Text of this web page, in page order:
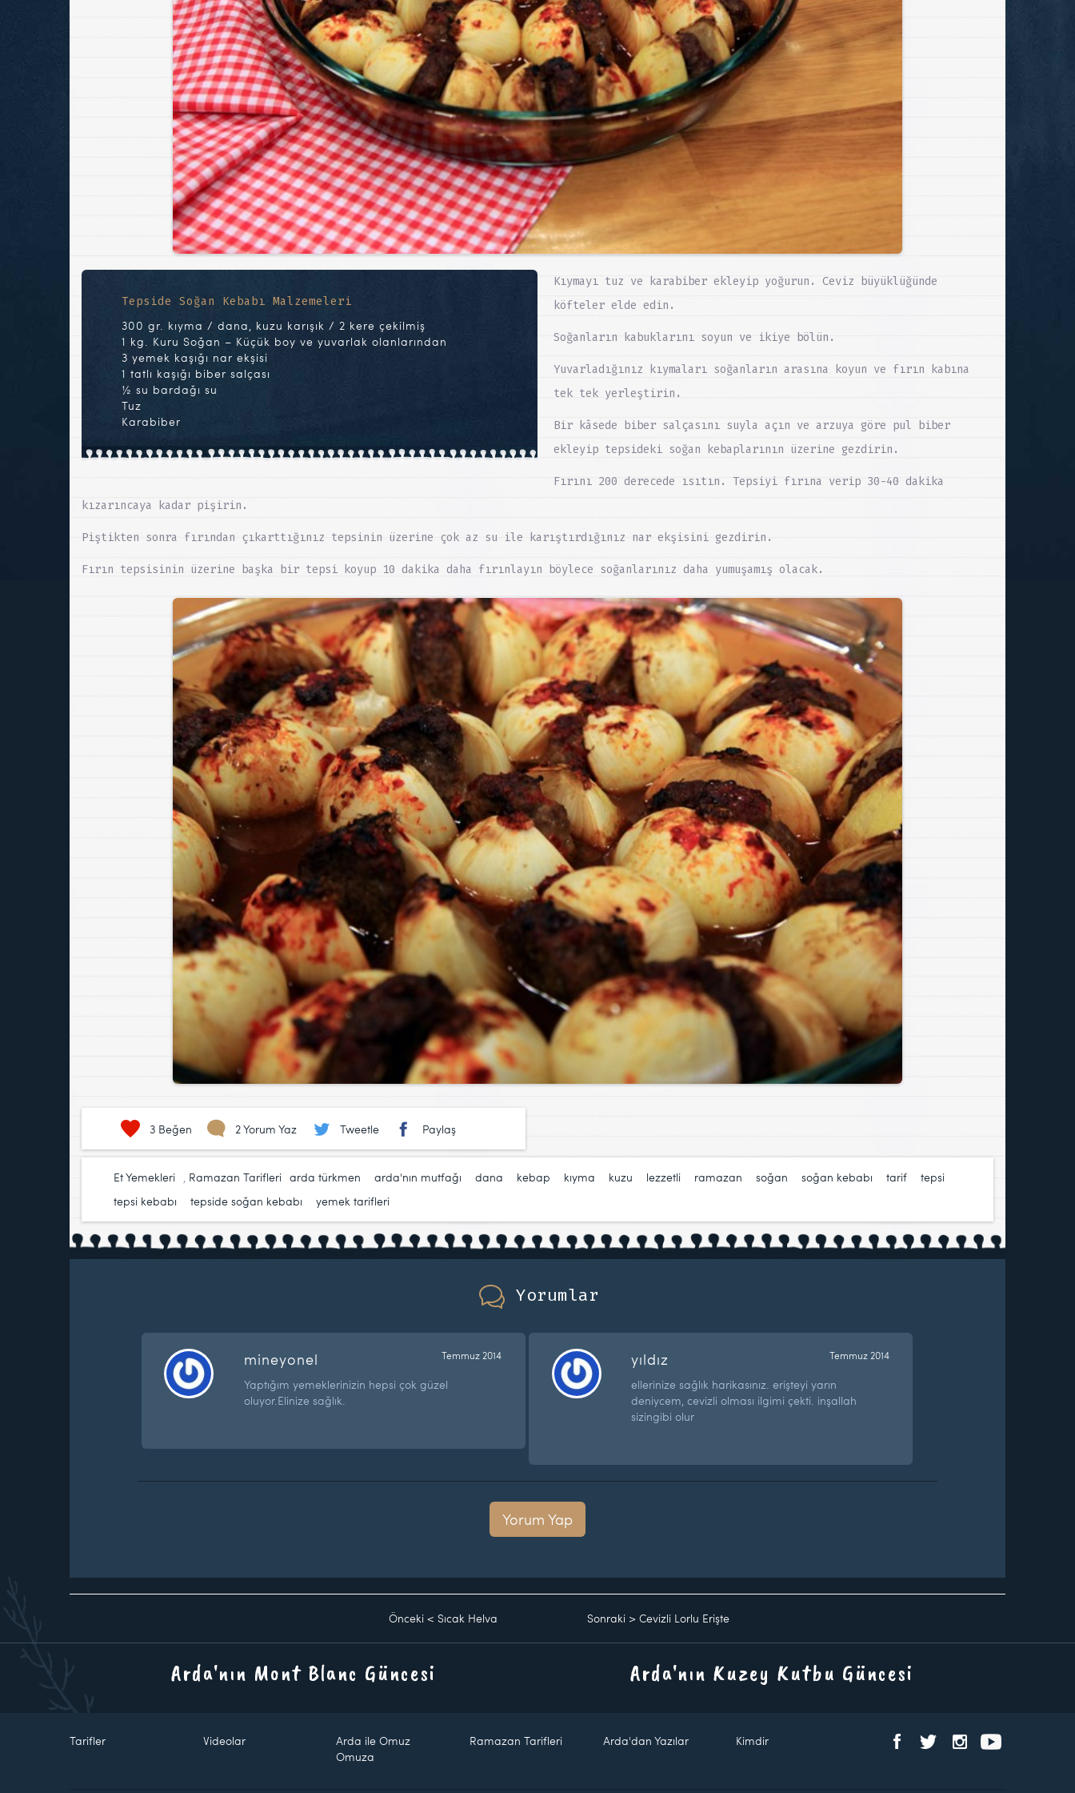
Tepside Soğan Kebabı Malzemeleri
300 gr. kıyma / dana, kuzu karışık / 2 kere çekilmiş
1 kg. Kuru Soğan – Küçük boy ve yuvarlak olanlarından
3 yemek kaşığı nar ekşisi
1 tatlı kaşığı biber salçası
½ su bardağı su
Tuz
Karabiber
Kıymayı tuz ve karabiber ekleyip yoğurun. Ceviz büyüklüğünde
köfteler elde edin.
Soğanların kabuklarını soyun ve ikiye bölün.
Yuvarladığınız kıymaları soğanların arasına koyun ve fırın kabına
tek tek yerleştirin.
Bir kâsede biber salçasını suyla açın ve arzuya göre pul biber
ekleyip tepsideki soğan kebaplarının üzerine gezdirin.
Fırını 200 derecede ısıtın. Tepsiyi fırına verip 30-40 dakika
kızarıncaya kadar pişirin.
Piştikten sonra fırından çıkarttığınız tepsinin üzerine çok az su ile karıştırdığınız nar ekşisini gezdirin.
Fırın tepsisinin üzerine başka bir tepsi koyup 10 dakika daha fırınlayın böylece soğanlarınız daha yumuşamış olacak.
3 Beğen 2 Yorum Yaz Tweetle Paylaş
Et Yemekleri , Ramazan Tarifleri arda türkmen arda'nın mutfağı dana kebap kıyma kuzu lezzetli ramazan soğan soğan kebabı tarif tepsi
tepsi kebabı
tepside soğan kebabı yemek tarifleri
Yorumlar
mineyonel Temmuz 2014
Yaptığım yemeklerinizin hepsi çok güzel
oluyor.Elinize sağlık.
yıldız Temmuz 2014
ellerinize sağlık harikasınız. erişteyi yarın
deniycem, cevizli olması ilgimi çekti. inşallah
sizingibi olur
Yorum Yap
Önceki < Sıcak Helva Sonraki > Cevizli Lorlu Erişte
Arda'nın Mont Blanc Güncesi Arda'nın Kuzey Kutbu Güncesi
Tarifler Videolar
Arda ile Omuz
Omuza
Ramazan Tarifleri Arda'dan Yazılar Kimdir